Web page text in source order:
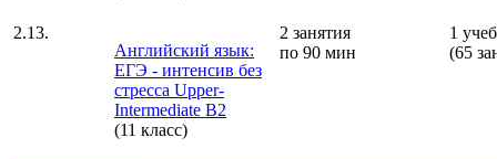
2.13.
Английский язык:
ЕГЭ - интенсив без
стресса Upper-
Intermediate B2
(11 класс)
2 занятия
по 90 мин
1
(65